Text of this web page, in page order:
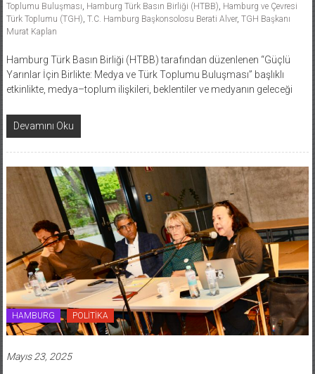
Toplumu Buluşması Hamburg Türk Basın Birliği (HTBB) Hamburg ve Çevresi
Türk Toplumu (TGH) T.C. Hamburg Başkonsolosu Berati Alver, TGH Başkanı
Murat Kaplan
Hamburg Türk Basın Birliği (HTBB) tarafından düzenlenen “Güçlü
Yarınlar İçin Birlikte: Medya ve Türk Toplumu Buluşması” başlıklı
etkinlikte, medya–toplum ilişkileri, beklentiler ve medyanın geleceği
Devamını Oku
HAMBURG POLİTİKA
Mayıs 23, 2025